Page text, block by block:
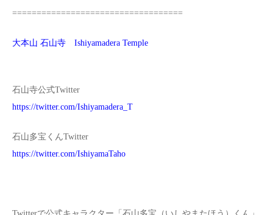
===================================
大本山 石山寺 Ishiyamadera Temple
石山寺公式Twitter
https://twitter.com/Ishiyamadera_T
石山多宝くんTwitter
https://twitter.com/IshiyamaTaho